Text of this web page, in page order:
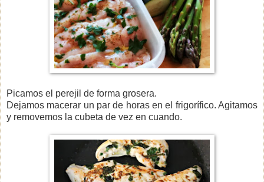
Picamos el perejil de forma grosera.
Dejamos macerar un par de horas en el frigorífico. Agitamos
y removemos la cubeta de vez en cuando.